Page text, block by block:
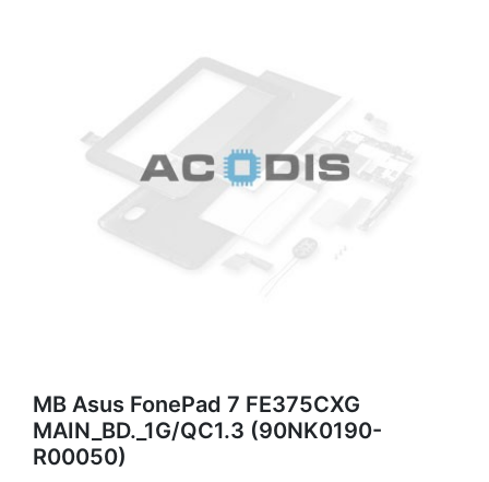
MB Asus FonePad 7 FE375CXG
MAIN_BD._1G/QC1.3 (90NK0190-
R00050)